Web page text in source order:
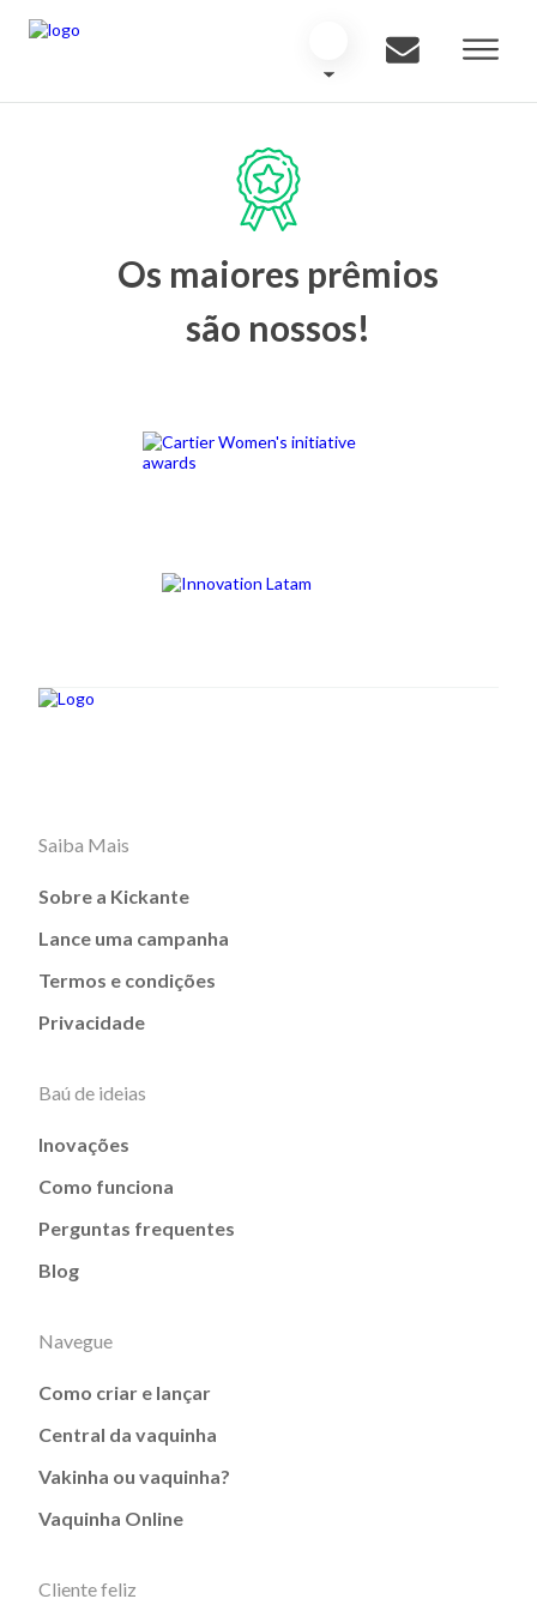
Os maiores prêmios
são nossos!
Saiba Mais
Sobre a Kickante
Lance uma campanha
Termos e condições
Privacidade
Baú de ideias
Inovações
Como funciona
Perguntas frequentes
Blog
Navegue
Como criar e lançar
Central da vaquinha
Vakinha ou vaquinha?
Vaquinha Online
Cliente feliz